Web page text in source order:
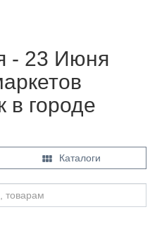
- 23 Июня
в городе
 Каталоги